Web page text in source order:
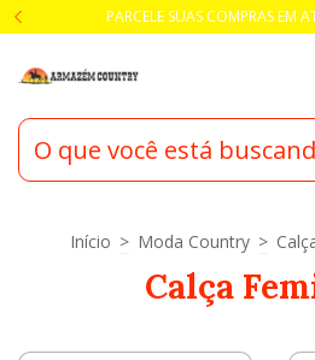
PARCELE SUAS COMPRAS EM
Início > Moda Country >
Calça